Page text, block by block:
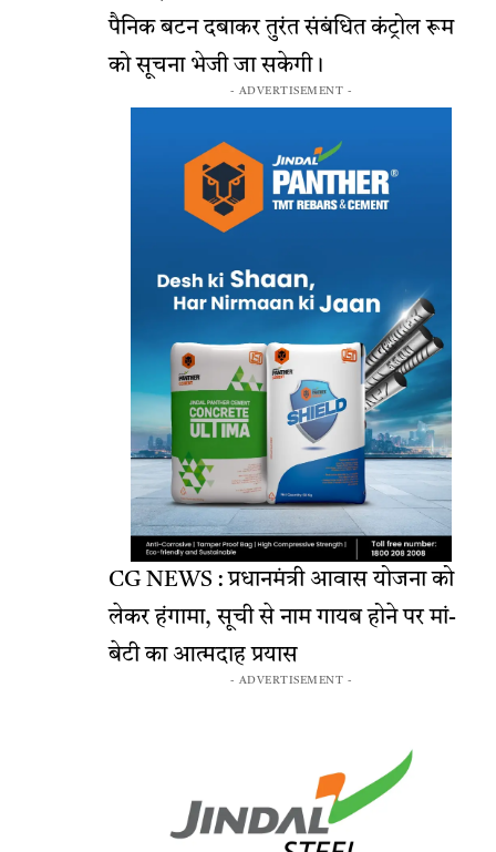
पैनिक बटन दबाकर तुरंत संबंधित कंट्रोल रूम
को सूचना भेजी जा सकेगी।
- ADVERTISEMENT -
CG NEWS : प्रधानमंत्री आवास योजना को
लेकर हंगामा, सूची से नाम गायब होने पर मां-
बेटी का आत्मदाह प्रयास
- ADVERTISEMENT -